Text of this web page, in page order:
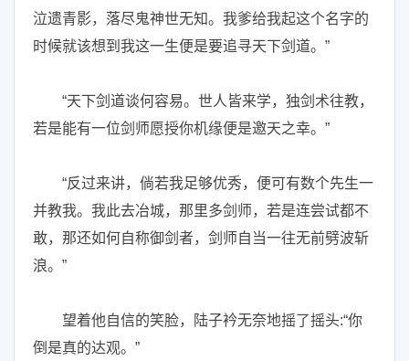
泣遗青影，落尽鬼神世无知。我爹给我起这个名字的
时候就该想到我这一生便是要追寻天下剑道。”
“天下剑道谈何容易。世人皆来学，独剑术往教，
若是能有一位剑师愿授你机缘便是邀天之幸。”
“反过来讲，倘若我足够优秀，便可有数个先生一
并教我。我此去冶城，那里多剑师，若是连尝试都不
敢，那还如何自称御剑者，剑师自当一往无前劈波斩
浪。”
望着他自信的笑脸，陆子衿无奈地摇了摇头:“你
倒是真的达观。”